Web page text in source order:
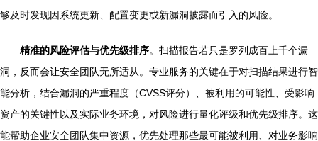
够及时发现因系统更新、配置变更或新漏洞披露而引入的风险。
精准的风险评估与优先级排序。扫描报告若只是罗列成百上千个漏
洞，反而会让安全团队无所适从。专业服务的关键在于对扫描结果进行智
能分析，结合漏洞的严重程度（CVSS评分）、被利用的可能性、受影响
资产的关键性以及实际业务环境，对风险进行量化评级和优先级排序。这
能帮助企业安全团队集中资源，优先处理那些最可能被利用、对业务影响